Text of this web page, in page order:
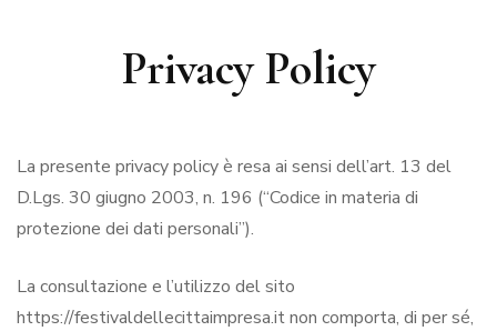
Privacy Policy
La presente privacy policy è resa ai sensi dell’art. 13 del
D.Lgs. 30 giugno 2003, n. 196 (“Codice in materia di
protezione dei dati personali”).
La consultazione e l’utilizzo del sito
https://festivaldellecittaimpresa.it non comporta, di per sé,